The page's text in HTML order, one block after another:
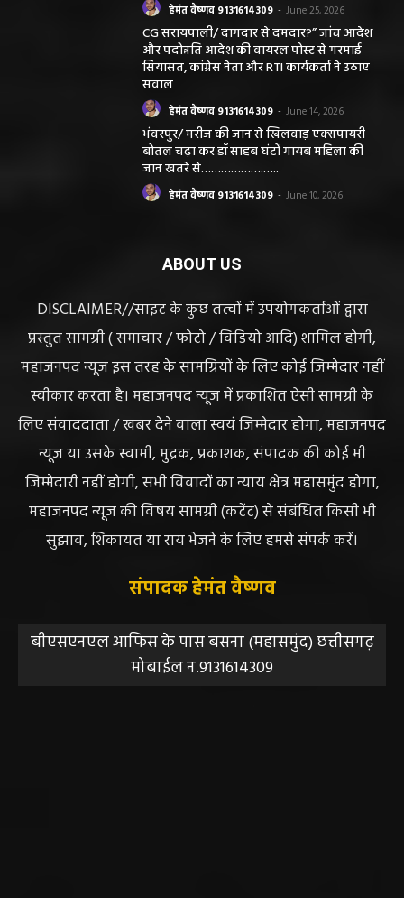
हेमंत वैष्णव 9131614309 - June 25, 2026
CG सरायपाली/ दागदार से दमदार?” जांच आदेश
और पदोन्नति आदेश की वायरल पोस्ट से गरमाई
सियासत, कांग्रेस नेता और RTI कार्यकर्ता ने उठाए
सवाल
हेमंत वैष्णव 9131614309 - June 14, 2026
भंवरपुर/ मरीज की जान से खिलवाड़ एक्सपायरी
बोतल चढ़ा कर डॉ साहब घंटों गायब महिला की
जान खतरे से……………….…..
हेमंत वैष्णव 9131614309 - June 10, 2026
ABOUT US
DISCLAIMER//साइट के कुछ तत्वों में उपयोगकर्ताओं द्वारा
प्रस्तुत सामग्री ( समाचार / फोटो / विडियो आदि) शामिल होगी,
महाजनपद न्यूज इस तरह के सामग्रियों के लिए कोई जिम्मेदार नहीं
स्वीकार करता है। महाजनपद न्यूज में प्रकाशित ऐसी सामग्री के
लिए संवाददाता / खबर देने वाला स्वयं जिम्मेदार होगा, महाजनपद
न्यूज या उसके स्वामी, मुद्रक, प्रकाशक, संपादक की कोई भी
जिम्मेदारी नहीं होगी, सभी विवादों का न्याय क्षेत्र महासमुंद होगा,
महाजनपद न्यूज की विषय सामग्री (कटेंट) से संबंधित किसी भी
सुझाव, शिकायत या राय भेजने के लिए हमसे संपर्क करें।
संपादक हेमंत वैष्णव
बीएसएनएल आफिस के पास बसना (महासमुंद) छत्तीसगढ़
मोबाईल न.9131614309